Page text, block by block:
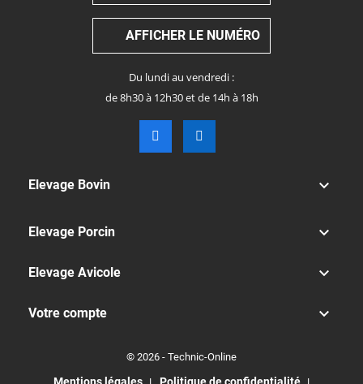
AFFICHER LE NUMÉRO
Du lundi au vendredi :
de 8h30 à 12h30 et de 14h à 18h
Elevage Bovin 
Elevage Porcin 
Elevage Avicole 
Votre compte 
© 2026 - Technic-Online